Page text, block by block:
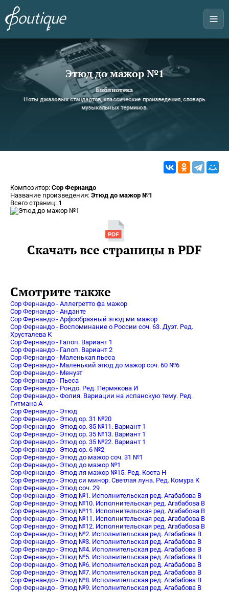
Этюд до мажор №1
Библиотека
Ноты джазовых стандартов, классические произведения, словарь
музыкальных терминов.
Композитор: Сор Фернандо
Название произведения: Этюд до мажор №1
Всего страниц: 1
Скачать все страницы в PDF
Смотрите также
Сор Фернандо - Аллегретто фа мажор
Сор Фернандо - Анданте
Сор Фернандо - Арфообразный этюд ми мажор
Сор Фернандо - Воспоминание о России соч. 63. Дуэт. Ред.
Хрусталева К
Сор Фернандо - Галоп. Вариант 1
Сор Фернандо - Галоп. Вариант 2
Сор Фернандо - Маленькая пьеса
Сор Фернандо - Маленький этюд до мажор соч. 60 №6
Сор Фернандо - Менуэт
Сор Фернандо - Пьеса
Сор Фернандо - Рондо. Ред. Пермякова И
Сор Фернандо - Фолия. Вариации на испанскую тему. Ред.
Гитмана А
Сор Фернандо - Этюд
Сор Фернандо - Этюд op. 31 №20
Сор Фернандо - Этюд op. 35 №11. Вариант 1
Сор Фернандо - Этюд op. 35 №13. Вариант 1
Сор Фернандо - Этюд op. 35 №22. Вариант 1
Сор Фернандо - Этюд op. 6 №2
Сор Фернандо - Этюд до мажор соч. 31 №1
Сор Фернандо - Этюд до мажор №1
Сор Фернандо - Этюд ля мажор №15. Ред. Коста Н
Сор Фернандо - Этюд си минор. Светлая луна. Ред. Комура К
Сор Фернандо - Этюд соч. 29
Сор Фернандо - Этюд №1. Исполнительская ред. Агабабова В
Сор Фернандо - Этюд №10. Исполнительская ред. Агабабова В
Сор Фернандо - Этюд №11. Исполнительская ред. Агабабова В
Сор Фернандо - Этюд №11. Исполнительская ред. Агабабова В
Сор Фернандо - Этюд №12. Исполнительская ред. Агабабова В
Сор Фернандо - Этюд №2. Исполнительская ред. Агабабова В
Сор Фернандо - Этюд №3. Исполнительская ред. Агабабова В
Сор Фернандо - Этюд №4. Исполнительская ред. Агабабова В
Сор Фернандо - Этюд №5. Исполнительская ред. Агабабова В
Сор Фернандо - Этюд №6. Исполнительская ред. Агабабова В
Сор Фернандо - Этюд №7. Исполнительская ред. Агабабова В
Сор Фернандо - Этюд №8. Исполнительская ред. Агабабова В
Сор Фернандо - Этюд №9. Исполнительская ред. Агабабова В